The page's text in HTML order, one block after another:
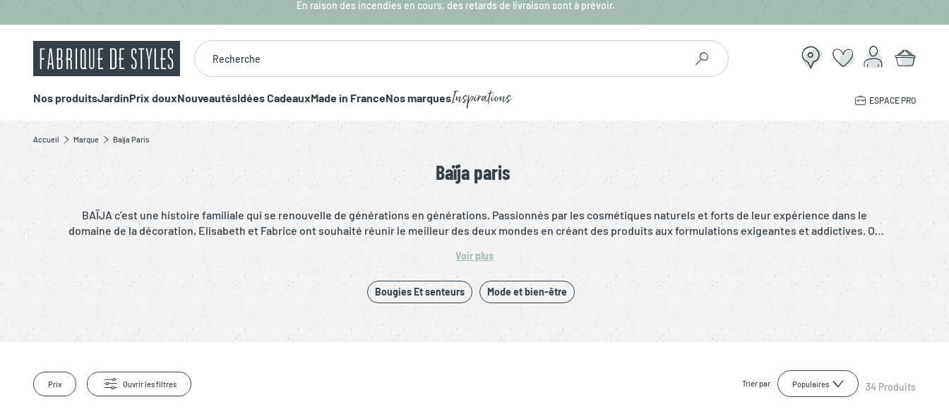
Aller au contenu principal En raison des incendies en cours, des retards de livraison sont à prévoir.
Recherche
Nos produitsJardinPrix douxNouveautésIdées CadeauxMade in FranceNos marquesInspirations ESPACE PRO
Accueil Marque Baïja Paris
Baïja paris
BAÏJA c’est une histoire familiale qui se renouvelle de générations en générations. Passionnés par les cosmétiques naturels et forts de leur expérience dans le
domaine de la décoration, Elisabeth et Fabrice ont souhaité réunir le meilleur des deux mondes en créant des produits aux formulations exigeantes et addictives. On
adore cette marque positive et ses produits joyeux et colorés, un vrai remède anti-grisaille. Qui a dit que la cosmétique devait être morose et sérieuse ? Alors quand
en plus les produits sont formulés et fabriqués en France et avec des ingrédients d’origine naturelle : on dit oui !
Voir plus
Bougies Et senteurs Mode et bien-être
Prix Ouvrir les filtres Trier par Populaires 34 Produits